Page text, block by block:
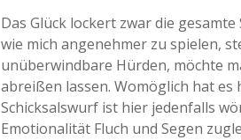
Das Glück lockert zwar die
wie mich angenehmer zu spielen,
unüberwindbare Hürden, möchte
abreißen lassen. Womöglich hat
Schicksalswurf ist hier jedenfalls
Emotionalität Fluch und Segen